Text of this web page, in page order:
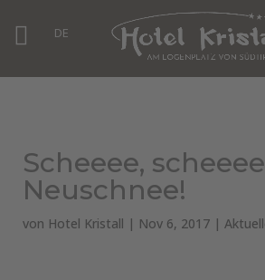
DE
Scheeee,
Neuschnee!
von Hotel Kristall | Nov 6, 2017|